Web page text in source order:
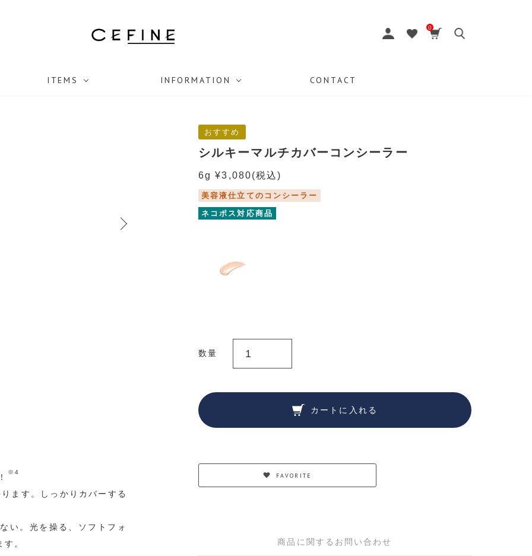
0
ITEMS INFORMATION CONTACT
おすすめ
シルキーマルチカバーコンシーラー
6g ¥3,080(税込)
美容液仕立てのコンシーラー
ネコポス対応商品
数量
カートに入れる
FAVORITE
商品に関するお問い合わせ
※4
ます。しっかりカバーする
い。光を操る、ソフトフォ
。